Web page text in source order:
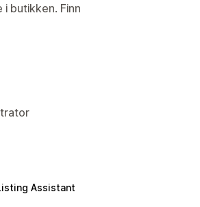
butikken. Finn
Assistant